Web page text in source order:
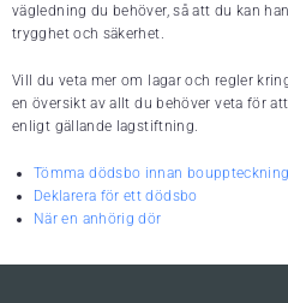
vägledning du behöver, så att du kan
trygghet och säkerhet.
Vill du veta mer om lagar och regler
en översikt av allt du behöver veta för
enligt gällande lagstiftning.
Tömma dödsbo innan bouppteckning
Deklarera för ett dödsbo
När en anhörig dör